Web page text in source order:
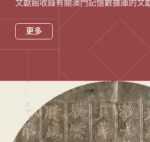
搜
文獻館收錄有關澳門記憶數據庫的文
更多